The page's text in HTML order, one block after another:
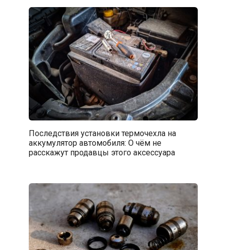
Последствия установки термочехла на
аккумулятор автомобиля: О чём не
расскажут продавцы этого аксессуара